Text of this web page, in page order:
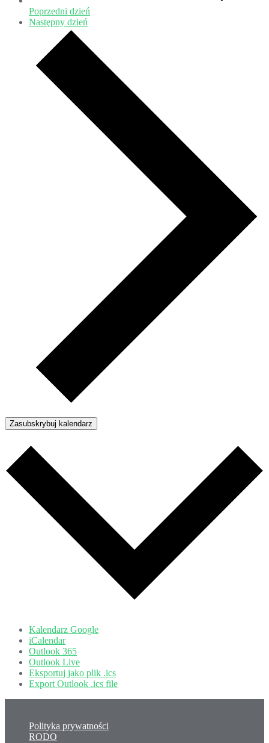
Poprzedni dzień
Następny dzień
Zasubskrybuj kalendarz
Kalendarz Google
iCalendar
Outlook 365
Outlook Live
Eksportuj jako plik .ics
Export Outlook .ics file
Polityka prywatności
RODO